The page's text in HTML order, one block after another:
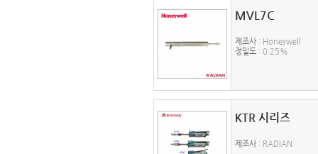
MVL7C
제조사 : Honeywell
정밀도 : 0.25%
KTR 시리즈
제조사 : RADIAN